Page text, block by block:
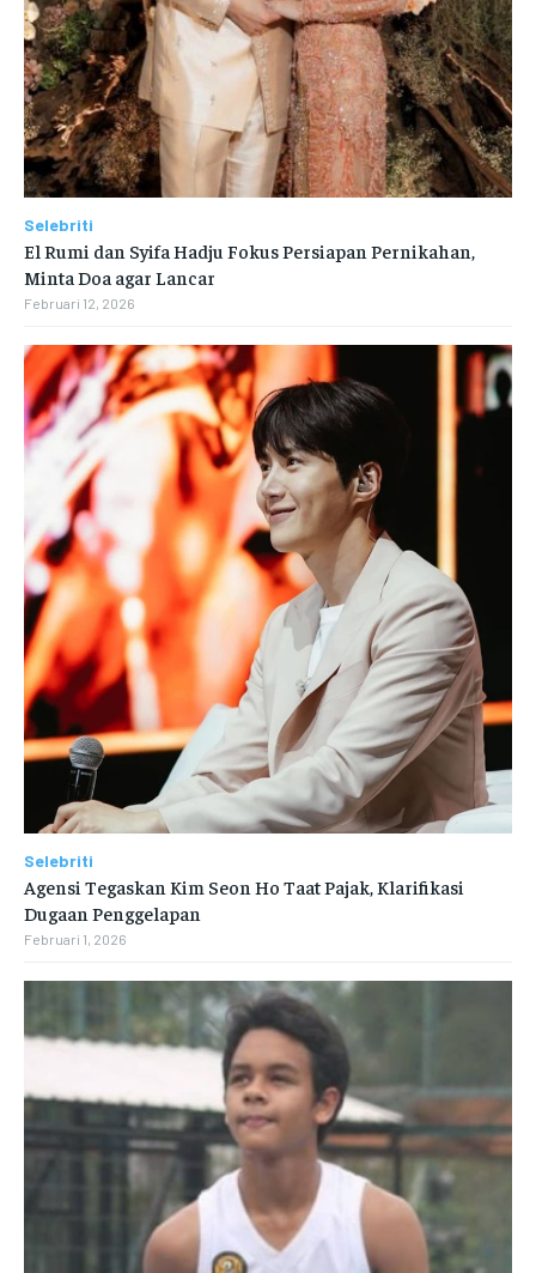
Selebriti
El Rumi dan Syifa Hadju Fokus Persiapan Pernikahan,
Minta Doa agar Lancar
Februari 12, 2026
Selebriti
Agensi Tegaskan Kim Seon Ho Taat Pajak, Klarifikasi
Dugaan Penggelapan
Februari 1, 2026